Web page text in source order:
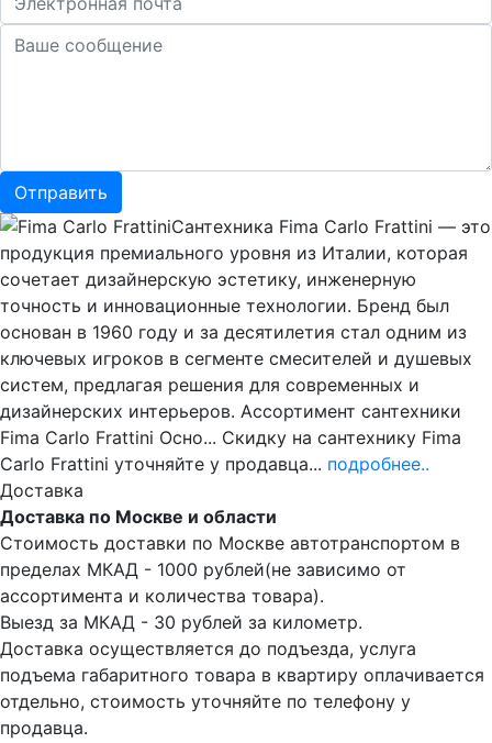
Сантехника Fima Carlo Frattini — это
продукция премиального уровня из Италии, которая
сочетает дизайнерскую эстетику, инженерную
точность и инновационные технологии. Бренд был
основан в 1960 году и за десятилетия стал одним из
ключевых игроков в сегменте смесителей и душевых
систем, предлагая решения для современных и
дизайнерских интерьеров. Ассортимент сантехники
Fima Carlo Frattini Осно... Скидку на сантехнику Fima
Carlo Frattini уточняйте у продавца... подробнее..
Доставка
Доставка по Москве и области
Стоимость доставки по Москве автотранспортом в
пределах МКАД - 1000 рублей(не зависимо от
ассортимента и количества товара).
Выезд за МКАД - 30 рублей за километр.
Доставка осуществляется до подъезда, услуга
подъема габаритного товара в квартиру оплачивается
отдельно, стоимость уточняйте по телефону у
продавца.